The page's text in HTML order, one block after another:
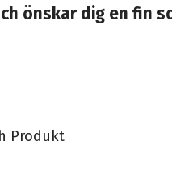
önskar dig en fin
Produkt